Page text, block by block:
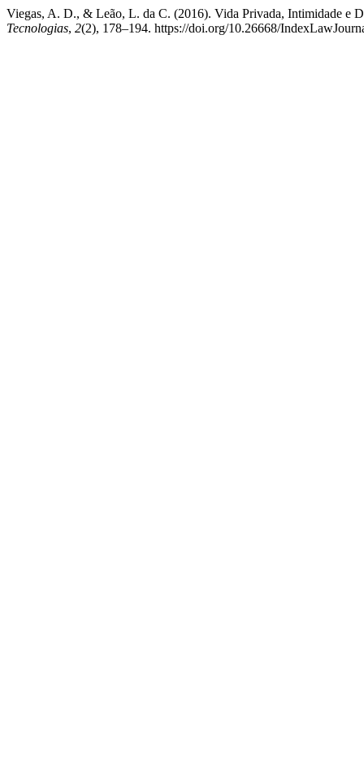
Viegas, A. D., & Leão, L. da C. (2016). Vida Privada, Intimidade e
Tecnologias, 2(2), 178–194. https://doi.org/10.26668/